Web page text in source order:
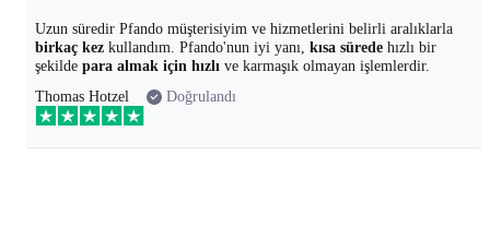
Uzun süredir Pfando müşterisiyim ve hizmetlerini belirli aralıklarla
birkaç kez kullandım. Pfando'nun iyi yanı, kısa sürede hızlı bir
şekilde para almak için hızlı ve karmaşık olmayan işlemlerdir.
Thomas Hotzel
Doğrulandı